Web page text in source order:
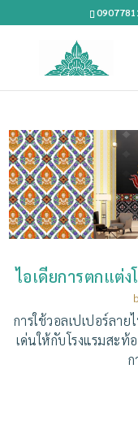
ไอเดียการตกแต่ง
การใช้วอลเปเปอร์ลา
เด่นให้กับโรงแรมสะ